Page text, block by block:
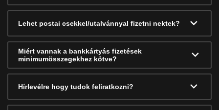
Lehet postai csekkel/utalvánnyal fizetni nektek?
Miért vannak a bankkártyás fizetések
minimumösszegekhez kötve?
Hírlevélre hogy tudok feliratkozni?